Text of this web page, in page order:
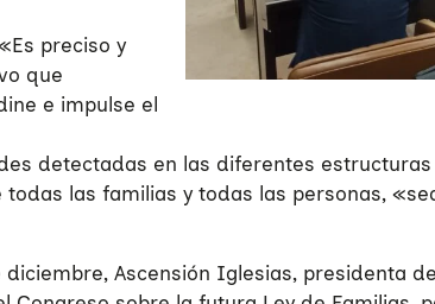
preciso y
que
e impulse el
detectadas en las diferentes
las familias y todas las personas,
Ascensión Iglesias, presidenta